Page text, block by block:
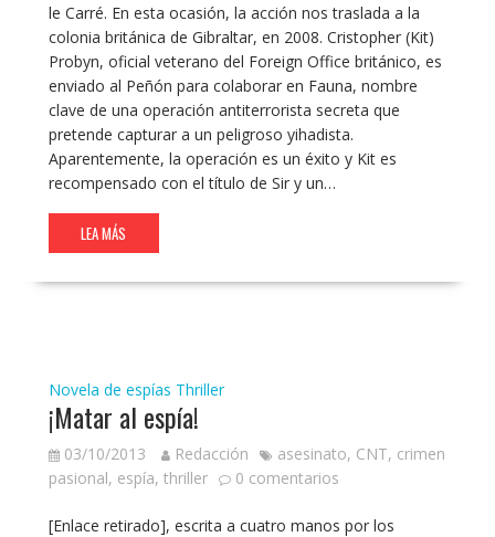
le Carré. En esta ocasión, la acción nos traslada a la
colonia británica de Gibraltar, en 2008. Cristopher (Kit)
Probyn, oficial veterano del Foreign Office británico, es
enviado al Peñón para colaborar en Fauna, nombre
clave de una operación antiterrorista secreta que
pretende capturar a un peligroso yihadista.
Aparentemente, la operación es un éxito y Kit es
recompensado con el título de Sir y un…
LEA MÁS
Novela de espías Thriller
¡Matar al espía!
03/10/2013 Redacción asesinato, CNT, crimen
pasional, espía, thriller 0 comentarios
[Enlace retirado], escrita a cuatro manos por los